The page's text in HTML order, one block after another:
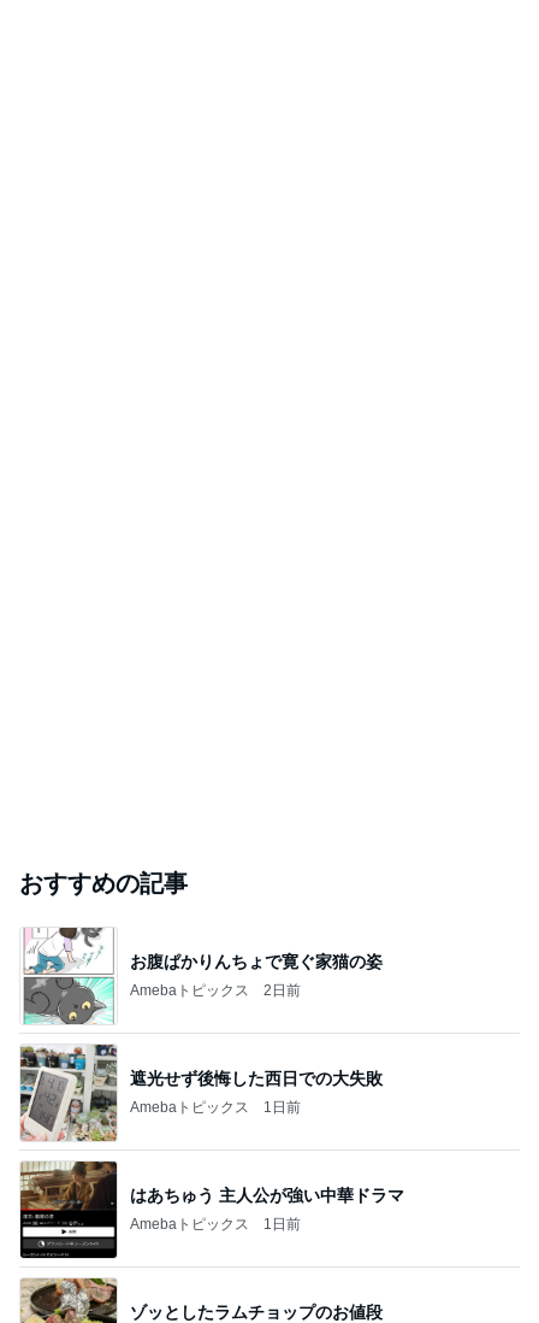
おすすめの記事
お腹ぱかりんちょで寛ぐ家猫の姿
Amebaトピックス 2日前
遮光せず後悔した西日での大失敗
Amebaトピックス 1日前
はあちゅう 主人公が強い中華ドラマ
Amebaトピックス 1日前
ゾッとしたラムチョップのお値段